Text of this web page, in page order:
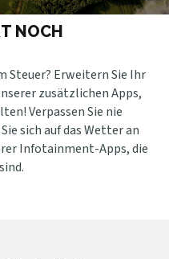
NOCH
Steuer? Erweitern Sie Ihr
zusätzlichen Apps,
Verpassen Sie nie
sich auf das Wetter an
Infotainment-Apps, die